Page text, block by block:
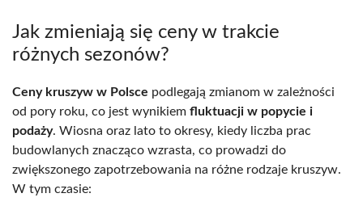
Jak zmieniają się ceny w trakcie
różnych sezonów?
Ceny kruszyw w Polsce podlegają zmianom w zależności
od pory roku, co jest wynikiem fluktuacji w popycie i
podaży. Wiosna oraz lato to okresy, kiedy liczba prac
budowlanych znacząco wzrasta, co prowadzi do
zwiększonego zapotrzebowania na różne rodzaje kruszyw.
W tym czasie: